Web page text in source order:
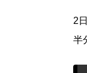
2
半